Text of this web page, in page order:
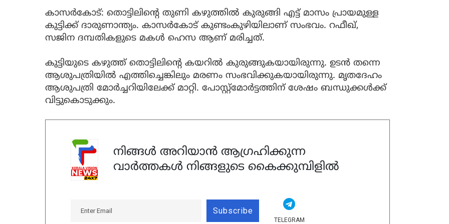
കാസർകോട്: തൊട്ടിലിന്റെ തുണി കഴുത്തിൽ കുരുങ്ങി എട്ട് മാസം പ്രായമുള്ള
കുട്ടിക്ക് ദാരുണാന്ത്യം. കാസർകോട് കുണ്ടംകുഴിയിലാണ് സംഭവം. റഫീഖ്,
സജിന ദമ്പതികളുടെ മകൾ ഹെസ ആണ് മരിച്ചത്.
കുട്ടിയുടെ കഴുത്ത് തൊട്ടിലിന്റെ കയറിൽ കുരുങ്ങുകയായിരുന്നു. ഉടൻ തന്നെ
ആശുപത്രിയില്‍ എത്തിച്ചെങ്കിലും മരണം സംഭവിക്കുകയായിരുന്നു. മൃതദേഹം
ആശുപത്രി മോര്‍ച്ചറിയിലേക്ക് മാറ്റി. പോസ്റ്റ്‌മോര്‍ട്ടത്തിന് ശേഷം ബന്ധുക്കൾക്ക്
വിട്ടുകൊടുക്കും.
നിങ്ങൾ അറിയാൻ ആഗ്രഹിക്കുന്ന
വാർത്തകൾ നിങ്ങളുടെ കൈക്കുമ്പിളിൽ
Subscribe
TELEGRAM